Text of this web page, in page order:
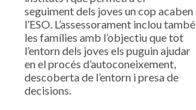
seguiment dels joves un cop acaben
l’ESO. L’assessorament inclou també
les famílies amb l’objectiu que tot
l’entorn dels joves els puguin ajudar
en el procés d’autoconeixement,
descoberta de l’entorn i presa de
decisions.